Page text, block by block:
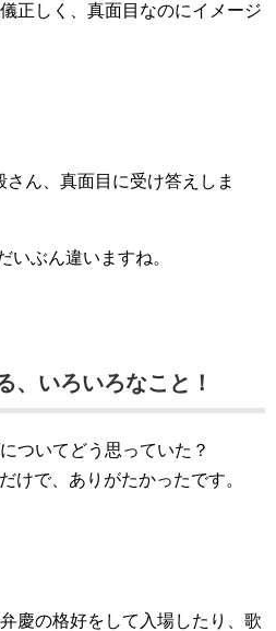
正しく、真面目なのにイメージ
ん、真面目に受け答えしま
いぶん違いますね。
、いろいろなこと！
ついてどう思っていた？
けで、ありがたかったです。
慶の格好をして入場したり、歌